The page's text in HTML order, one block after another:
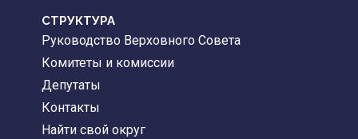
CТРУКТУРА
Руководство Верховного Совета
Комитеты и комиссии
Депутаты
Контакты
Найти свой округ